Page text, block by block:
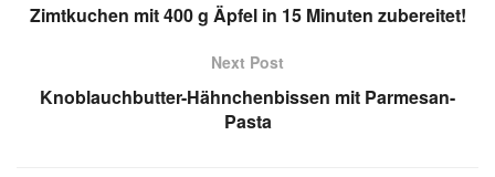
Zimtkuchen mit 400 g Äpfel in 15 Minuten zubereitet!
Next Post
Knoblauchbutter-Hähnchenbissen mit Parmesan-
Pasta